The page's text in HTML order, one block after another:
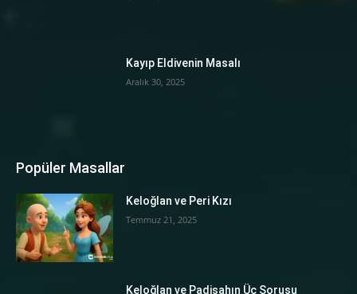
Kayıp Eldivenin Masalı
Aralık 30, 2025
Popüler Masallar
Keloğlan ve Peri Kızı
Temmuz 21, 2025
Keloğlan ve Padişahın Üç Sorusu